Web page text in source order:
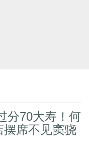
分70大寿！何
摆席不见窦骁